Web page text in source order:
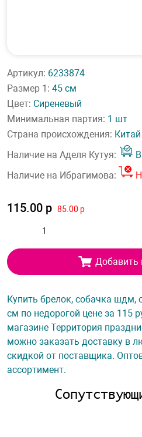
Артикул: 6233874
Размер 1: 45 см
Цвет: Сиреневый
Минимальная партия: 1 шт
Страна происхождения: Китай
Наличие на Аделя Кутуя:
Наличие на Ибрагимова:
115.00 р 85.00 р
Добавить
Купить брелок, собачка шдм,
см по недорогой цене за 115
магазине Территория
можно заказать доставку в
скидкой от поставщика.
ассортимент.